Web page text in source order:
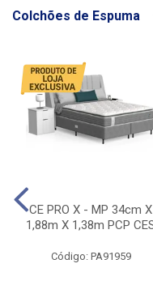
Colchões de Espuma
CE PRO X - MP 34cm X
1,88m X 1,38m PCP
Código: PA91959